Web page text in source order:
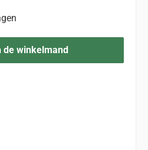
in of gebruik de knoppen om de
de winkelmand